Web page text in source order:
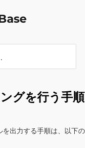
グを行う手順
を出力する手順は、以下の